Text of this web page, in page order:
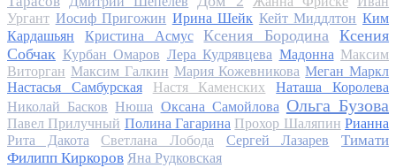
Ургант Иосиф Пригожин Ирина Шейк Кейт Миддлтон Ким
Кардашьян
Кристина Асмус Ксения Бородина
Ксения
Собчак Курбан Омаров Лера Кудрявцева Мадонна Максим
Виторган Максим Галкин Мария Кожевникова Меган Маркл
Настасья Самбурская
Настя Каменских
Наташа Королева
Николай Басков Нюша Оксана Самойлова Ольга Бузова
Павел Прилучный Полина Гагарина Прохор Шаляпин Рианна
Рита Дакота
Светлана Лобода Сергей Лазарев
Тимати
Филипп Киркоров Яна Рудковская